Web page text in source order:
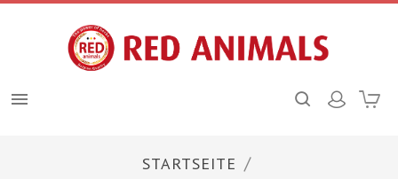

STARTSEITE